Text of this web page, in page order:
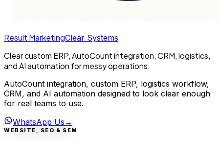
Result MarketingClear Systems
Clear custom ERP, AutoCount integration, CRM, logistics,
and AI automation for messy operations.
AutoCount integration, custom ERP, logistics workflow,
CRM, and AI automation designed to look clear enough
for real teams to use.
WhatsApp Us →
WEBSITE, SEO & SEM